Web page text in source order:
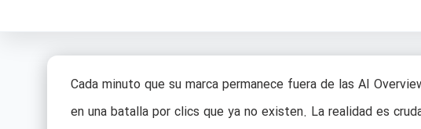
Cada minuto que su marca permanece fuera de las AI
en una batalla por clics que ya no existen. La realidad es